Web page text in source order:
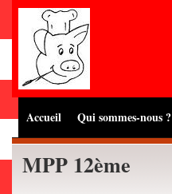
Accueil Qui sommes-nous ?
MPP 12ème